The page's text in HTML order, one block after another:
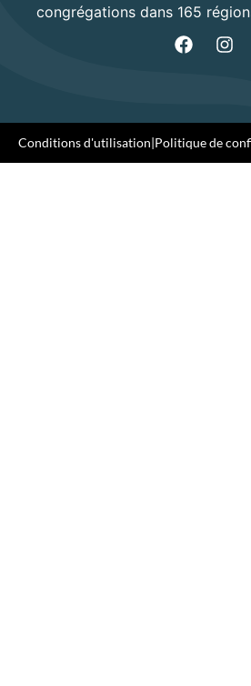
congrégations dans 165
Conditions d'utilisation|Politique de